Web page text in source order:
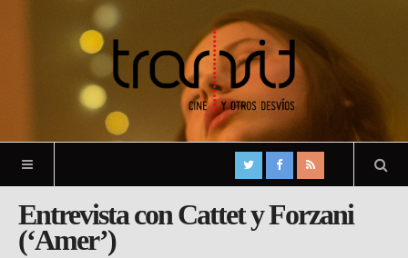
Entrevista con Cattet y Forzani
(‘Amer’)